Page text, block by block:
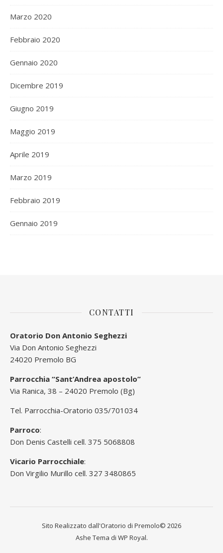
Marzo 2020
Febbraio 2020
Gennaio 2020
Dicembre 2019
Giugno 2019
Maggio 2019
Aprile 2019
Marzo 2019
Febbraio 2019
Gennaio 2019
CONTATTI
Oratorio Don Antonio Seghezzi
Via Don Antonio Seghezzi
24020 Premolo BG
Parrocchia “Sant’Andrea apostolo”
Via Ranica, 38 – 24020 Premolo (Bg)
Tel. Parrocchia-Oratorio 035/701034
Parroco:
Don Denis Castelli cell. 375 5068808
Vicario Parrocchiale:
Don Virgilio Murillo cell. 327 3480865
Sito Realizzato dall'Oratorio di Premolo© 2026
Ashe Tema di WP Royal.